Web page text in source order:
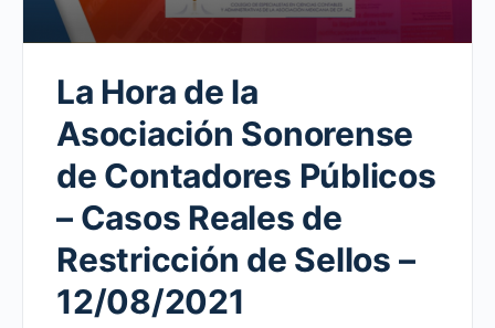
La Hora de la
Asociación Sonorense
de Contadores Públicos
– Casos Reales de
Restricción de Sellos –
12/08/2021